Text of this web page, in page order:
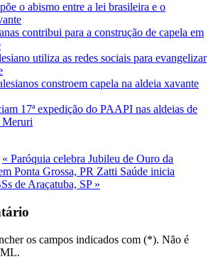
o abismo entre a lei brasileira e o
contribui para a construção de capela em
utiliza as redes sociais para evangelizar
constroem capela na aldeia xavante
17ª expedição do PAAPI nas aldeias de
Meruri
« Paróquia celebra Jubileu de Ouro da
Ponta Grossa, PR Zatti Saúde inicia
de Araçatuba, SP »
os campos indicados com (*). Não é